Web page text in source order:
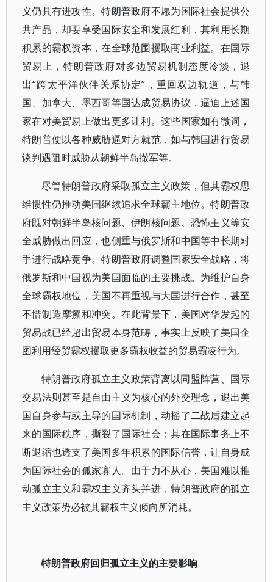
义仍具有进攻性。特朗普政府不愿为国际社会提供公
共产品，却要享受国际安全和发展红利，其利用长期
积累的霸权资本，在全球范围攫取商业利益。在国际
贸易上，特朗普政府对多边贸易机制态度冷淡，退
出“跨太平洋伙伴关系协定”，重回双边轨道，与韩
国、加拿大、墨西哥等国达成贸易协议，逼迫上述国
家在对美贸易上做出更多让利。这些国家如有微词，
特朗普便以各种威胁逼对方就范，如与韩国进行贸易
谈判遇阻时威胁从朝鲜半岛撤军等。
尽管特朗普政府采取孤立主义政策，但其霸权思
维惯性仍推动美国继续追求全球霸主地位。特朗普政
府既对朝鲜半岛核问题、伊朗核问题、恐怖主义等安
全威胁做出回应，也侧重与俄罗斯和中国等中长期对
手进行战略竞争。特朗普政府调整国家安全战略，将
俄罗斯和中国视为美国面临的主要挑战。为维护自身
全球霸权地位，美国不再重视与大国进行合作，甚至
不惜制造摩擦和冲突。在此背景下，美国对华发起的
贸易战已经超出贸易本身范畴，事实上反映了美国企
图利用经贸霸权攫取更多霸权收益的贸易霸凌行为。
特朗普政府孤立主义政策背离以同盟阵营、国际
交易法则甚至是自由主义为核心的外交理念，退出美
国自身参与或主导的国际机制，动摇了二战后建立起
来的国际秩序，撕裂了国际社会；其在国际事务上不
断退缩也透支了美国多年积累的国际信誉，让自身成
为国际社会的孤家寡人。由于力不从心，美国难以推
动孤立主义和霸权主义齐头并进，特朗普政府的孤立
主义政策势必被其霸权主义倾向所消耗。
特朗普政府回归孤立主义的主要影响